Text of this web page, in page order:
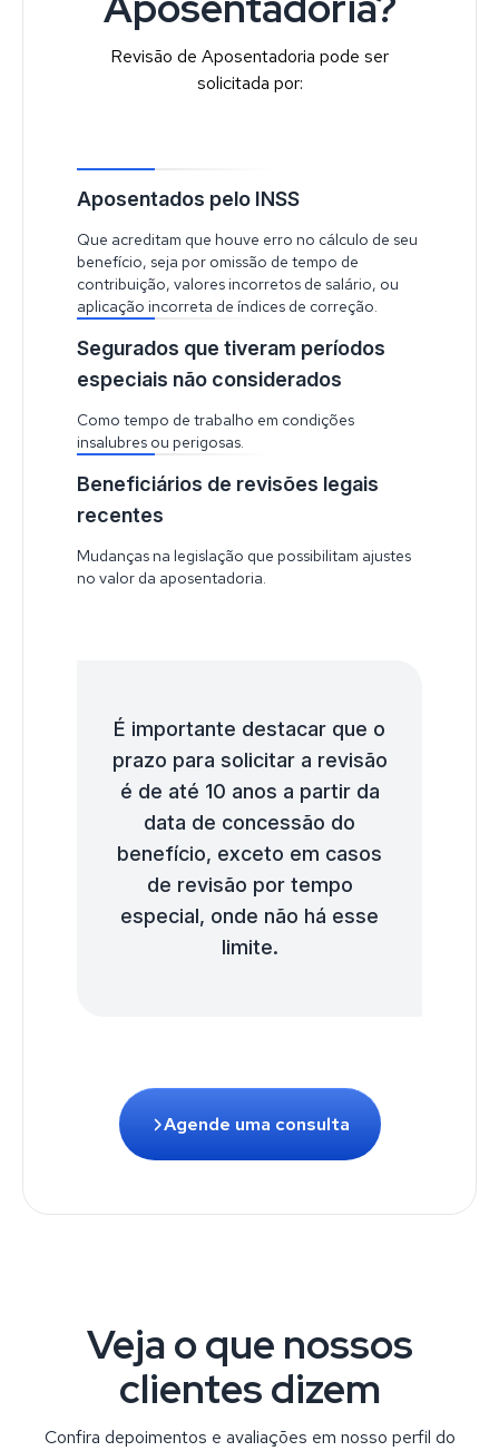
Revisão de Aposentadoria pode ser
solicitada por:
Aposentados pelo INSS
Que acreditam que houve erro no cálculo de seu
benefício, seja por omissão de tempo de
contribuição, valores incorretos de salário, ou
aplicação incorreta de índices de correção.
Segurados que tiveram períodos
especiais não considerados
Como tempo de trabalho em condições
insalubres ou perigosas.
Beneficiários de revisões legais
recentes
Mudanças na legislação que possibilitam ajustes
no valor da aposentadoria.
É importante destacar que o
prazo para solicitar a revisão
é de até 10 anos a partir da
data de concessão do
benefício, exceto em casos
de revisão por tempo
especial, onde não há esse
limite.
Agende uma consulta
Veja o que nossos
clientes dizem
Confira depoimentos e avaliações em nosso perfil do